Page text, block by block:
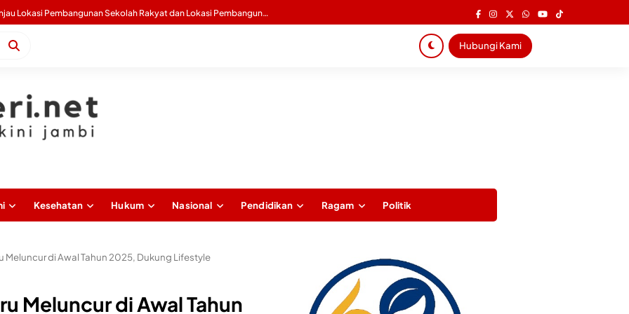
Gubernur Al Haris Buka Sosialisasi Akbar Pencegahan IRET, TCC, Perundungan, dan Bahaya Narkoba di Bungo
Hubungi Kami
Kesehatan Hukum Nasional Pendidikan Ragam Politik
Meluncur di Awal Tahun 2025, Dukung Lifestyle
Meluncur di Awal Tahun